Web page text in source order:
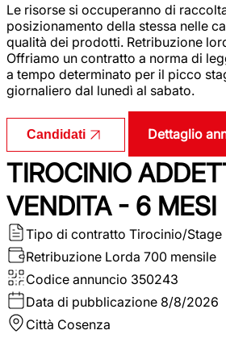
Le risorse si occuperanno di
posizionamento della stessa nelle
qualità dei prodotti. Retribuzione
Offriamo un contratto a norma di
a tempo determinato per il picco
giornaliero dal lunedì al sabato.
Candidati Dettaglio
TIROCINIO
VENDITA - 6 MESI
Tipo di contratto Tirocinio/Stage
Retribuzione Lorda 700 mensile
Codice annuncio 350243
Data di pubblicazione 8/8/2026
Città Cosenza